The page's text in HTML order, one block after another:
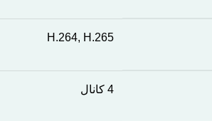
H.264, H.265
4 کانال